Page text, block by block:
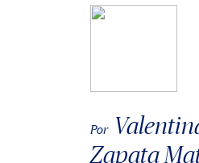
Por
Zapata